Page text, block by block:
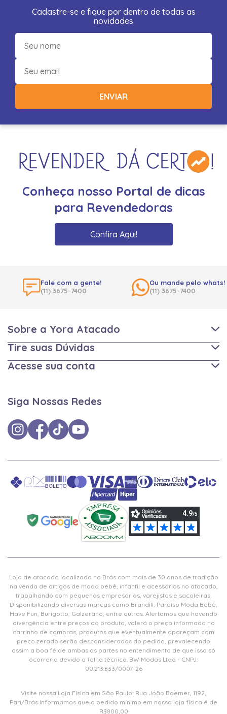
Cadastre-se e fique por dentro de todas as
novidades
ENVIAR
Conheça nosso Portal de dicas
para Revendedoras
Confira Aqui!
Fale com a gente!
(11) 3675-7400
Ou mande pelo whats!
(11) 3675-7400
Sobre a Yora Atacado
Tire suas Dúvidas
Acesse sua conta
Siga Nossas Redes
Loja de atacado localizada no Brás com mais de 30 anos de tradição
na venda de artigos de moda bebê, infantil e acessórios no atacado,
trabalhando com pequenos empresários, varejistas e sacoleiras.
Disponibilizando diversas marcas como Brandili, Paraíso Moda Bebê,
Have Fun, Burigotto, Galzerano, entre outras. Alertamos que havendo
divergência entre preços do produto, valerá o preço informado no
carrinho de compras, produtos que eventualmente apareçam com
preço zerado serão desconsiderados do pedido, prevalecendo
assim a boa fé de ambas as partes no entendimento de que isso só
ocorreria devido a falha técnica. BW Modas Ltda - CNPJ:
00.213.833/0007-26
Visite nossa Loja Física em São Paulo: Rua João Boemer, 1192,
Pari/Brás Informamos que o pedido mínimo em nossa loja física é de
R$800,00